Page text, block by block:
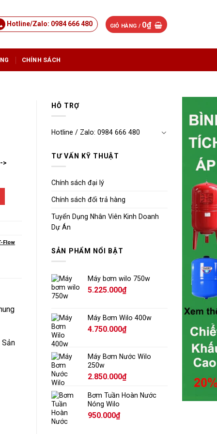
Hotline/Zalo: 0984 666 480 GIỎ HÀNG / 0₫
CHÍNH SÁCH
HỖ TRỢ
Hotline / Zalo: 0984 666 480
TƯ VẤN KỸ THUẬT
Chính sách đại lý
Chính sách đổi trả hàng
Tuyển Dụng Nhân Viên Kinh Doanh
Dự Án
SẢN PHẨM NỔI BẬT
Máy bơm wilo 750w
5.225.000₫
Máy Bơm Wilo 400w
4.750.000₫
Máy Bơm Nước Wilo
250w
2.850.000₫
Bơm Tuần Hoàn Nước
Nóng Wilo
950.000₫
>
Flow
Sản